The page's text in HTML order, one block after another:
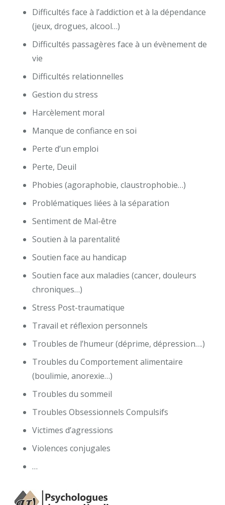
Difficultés face à l’addiction et à la dépendance
(jeux, drogues, alcool…)
Difficultés passagères face à un évènement de
vie
Difficultés relationnelles
Gestion du stress
Harcèlement moral
Manque de confiance en soi
Perte d’un emploi
Perte, Deuil
Phobies (agoraphobie, claustrophobie…)
Problématiques liées à la séparation
Sentiment de Mal-être
Soutien à la parentalité
Soutien face au handicap
Soutien face aux maladies (cancer, douleurs
chroniques…)
Stress Post-traumatique
Travail et réflexion personnels
Troubles de l’humeur (déprime, dépression….)
Troubles du Comportement alimentaire
(boulimie, anorexie…)
Troubles du sommeil
Troubles Obsessionnels Compulsifs
Victimes d’agressions
Violences conjugales
…